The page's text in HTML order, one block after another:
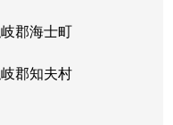
郡海士町
郡知夫村